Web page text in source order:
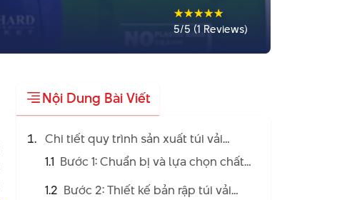
☆
☆
☆
☆
☆
5/5 (1 Reviews)
Nội Dung Bài Viết
Chi tiết quy trình sản xuất túi vải
không dệt
1.1 Bước 1: Chuẩn bị và lựa chọn chất
1.2 Bước 2: Thiết kế bản rập túi vải